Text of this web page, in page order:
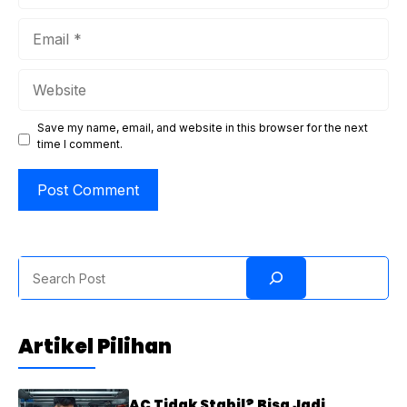
Save my name, email, and website in this browser for the next
time I comment.
Artikel Pilihan